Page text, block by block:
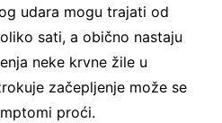
udara mogu trajati od
sati, a obično nastaju
neke krvne žile u
začepljenje može se
proći.